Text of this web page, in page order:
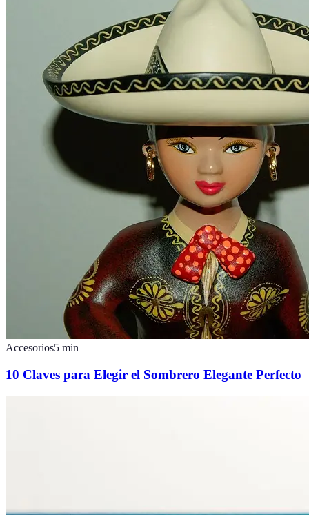
Accesorios5 min
10 Claves para Elegir el Sombrero Elegante Perfecto